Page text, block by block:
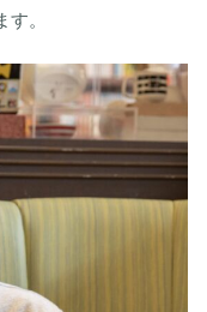
。